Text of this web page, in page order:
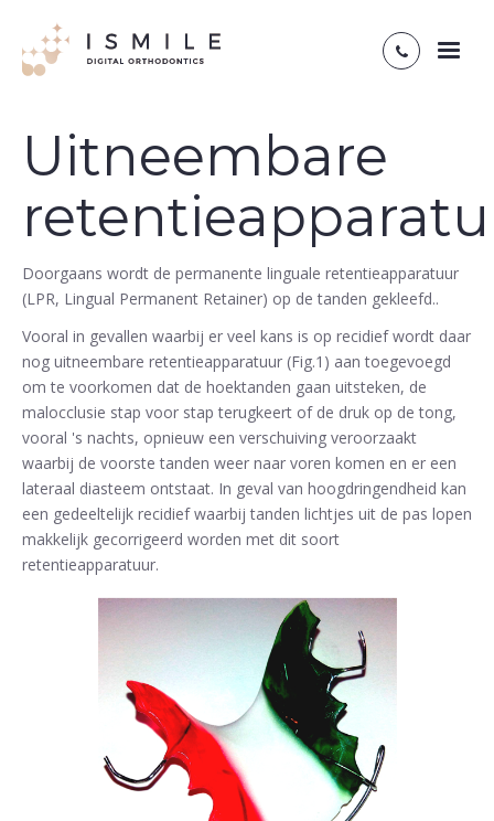
Uitneembare
Doorgaans wordt de permanente linguale retentieapparatuur
(LPR, Lingual Permanent Retainer) op de tanden gekleefd..
Vooral in gevallen waarbij er veel kans is op recidief wordt daar
nog uitneembare retentieapparatuur (Fig.1) aan toegevoegd
om te voorkomen dat de hoektanden gaan uitsteken, de
malocclusie stap voor stap terugkeert of de druk op de tong,
vooral 's nachts, opnieuw een verschuiving veroorzaakt
waarbij de voorste tanden weer naar voren komen en er een
lateraal diasteem ontstaat. In geval van hoogdringendheid kan
een gedeeltelijk recidief waarbij tanden lichtjes uit de pas lopen
makkelijk gecorrigeerd worden met dit soort
retentieapparatuur.